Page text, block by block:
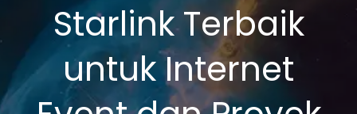
Starlink Terbaik
untuk Internet